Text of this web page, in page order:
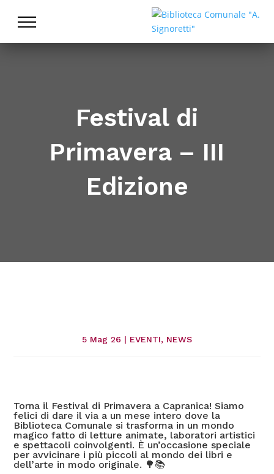
Patto per la Lettura
Nati per Leggere
Servizi
Festival di
Primavera – III
Edizione
5 Mag 26 | EVENTI, NEWS
Torna il Festival di Primavera a Capranica! Siamo
felici di dare il via a un mese intero dove la
Biblioteca Comunale si trasforma in un mondo
magico fatto di letture animate, laboratori artistici
e spettacoli coinvolgenti. È un’occasione speciale
per avvicinare i più piccoli al mondo dei libri e
dell’arte in modo originale. 🌳📚